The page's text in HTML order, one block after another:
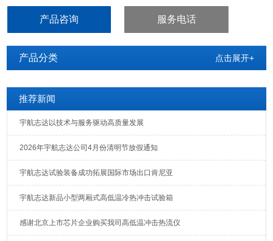
温、耐低温、循环试验。
产品咨询 服务电话
产品分类 点击展开+
推荐新闻
宇航志达以技术与服务驱动高质量发展
2026年宇航志达公司4月份清明节放假通知
宇航志达试验装备成功拓展国际市场出口肯尼亚
宇航志达新品小型两厢式高低温冷热冲击试验箱
感谢北京上市芯片企业购买我司高低温冲击热流仪